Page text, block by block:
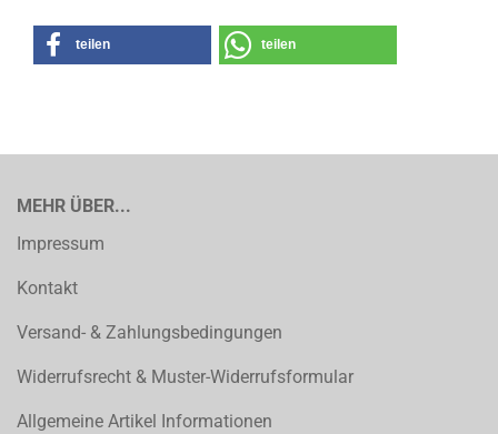
teilen teilen
MEHR ÜBER...
Impressum
Kontakt
Versand- & Zahlungsbedingungen
Widerrufsrecht & Muster-Widerrufsformular
Allgemeine Artikel Informationen